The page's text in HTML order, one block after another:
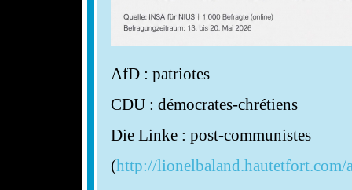
AfD : patriotes
CDU : démocrates-chrétiens
Die Linke : post-communistes
(http://lionelbaland.hautetfort.com/